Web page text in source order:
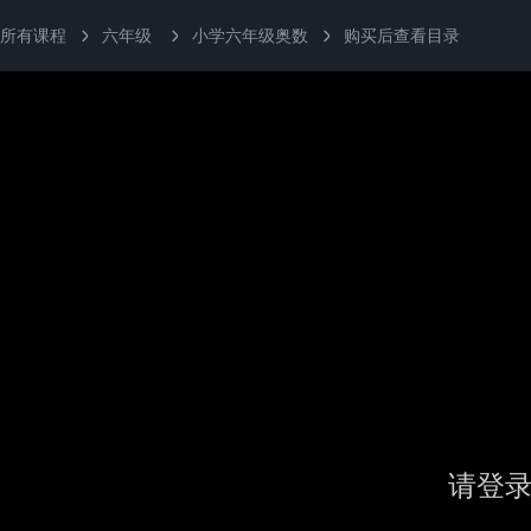
所有课程 六年级 小学六年级奥数 购买后查看目录
请登